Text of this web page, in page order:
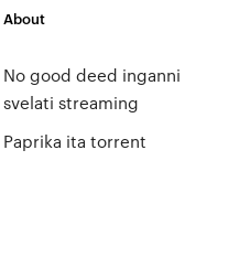
About
No good deed inganni
svelati streaming
Paprika ita torrent